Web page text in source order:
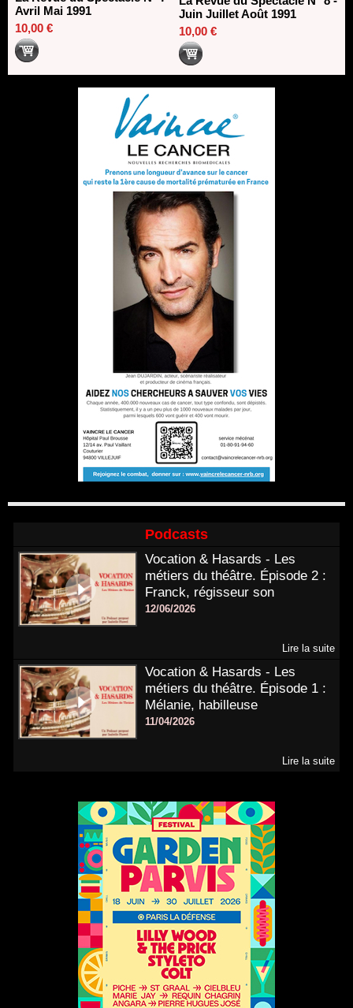
Avril Mai 1991
10,00 €
Juin Juillet Août 1991
10,00 €
Podcasts
Vocation & Hasards - Les
métiers du théâtre. Épisode 2 :
Franck, régisseur son
12/06/2026
Lire la suite
Vocation & Hasards - Les
métiers du théâtre. Épisode 1 :
Mélanie, habilleuse
11/04/2026
Lire la suite